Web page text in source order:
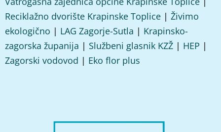
Reciklažno dvorište Krapinske Toplice | Živimo
ekologično | LAG Zagorje-Sutla | Krapinsko-
zagorska županija | Službeni glasnik KZŽ | HEP |
Zagorski vodovod | Eko flor plus